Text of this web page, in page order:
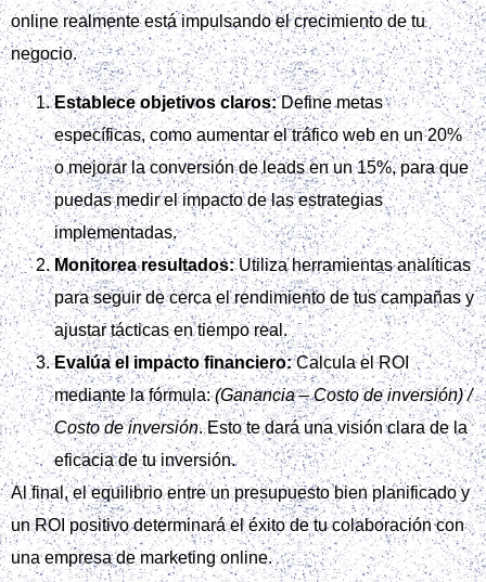
online realmente está impulsando el crecimiento de tu
negocio.
Establece objetivos claros:Define metas
específicas, como aumentar el tráfico web en un 20%
o mejorar la conversión de leads en un 15%, para que
puedas medir el impacto de las estrategias
implementadas.
Monitorea resultados:Utiliza herramientas analíticas
para seguir de cerca el rendimiento de tus campañas y
ajustar tácticas en tiempo real.
Evalúa el impacto financiero:Calcula el ROI
mediante la fórmula:(Ganancia – Costo de inversión) /
Costo de inversión. Esto te dará una visión clara de la
eficacia de tu inversión.
Al final, el equilibrio entre un presupuesto bien planificado y
un ROI positivo determinará el éxito de tu colaboración con
una empresa de marketing online.